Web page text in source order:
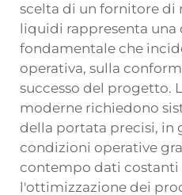
scelta di un fornitore di
liquidi rappresenta una
fondamentale che
operativa, sulla
successo del progetto.
moderne richiedono
della portata precisi, in
condizioni operative
contempo dati costanti
l'ottimizzazione dei